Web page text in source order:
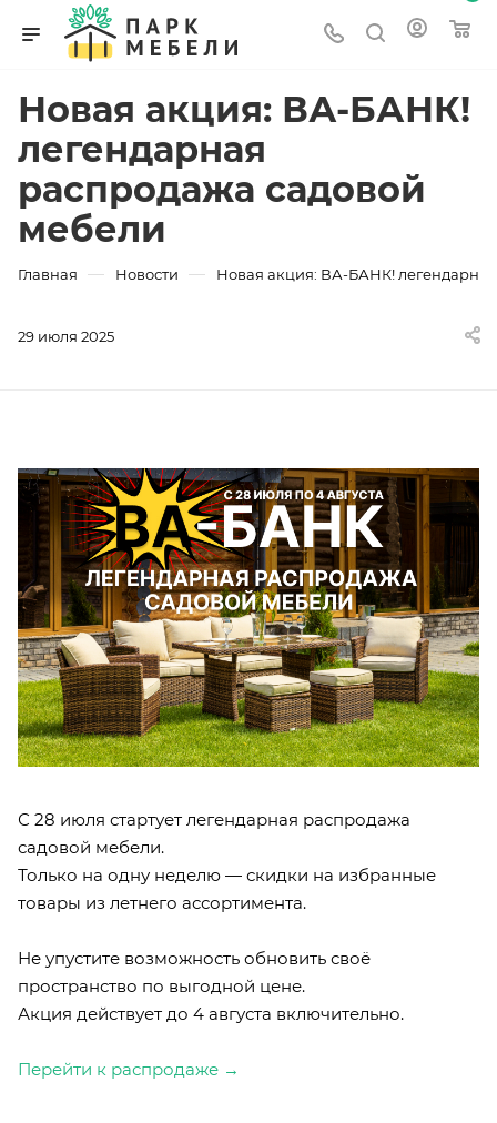
Новая акция: ВА-БАНК!
легендарная
распродажа садовой
мебели
Главная — Новости — Новая акция: ВА-БАНК!
29 июля 2025
С 28 июля стартует легендарная распродажа
садовой мебели.
Только на одну неделю — скидки на избранные
товары из летнего ассортимента.
Не упустите возможность обновить своё
пространство по выгодной цене.
Акция действует до 4 августа включительно.
Перейти к распродаже →